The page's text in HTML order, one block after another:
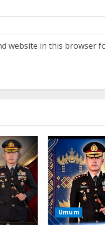
website in this browser
Umum